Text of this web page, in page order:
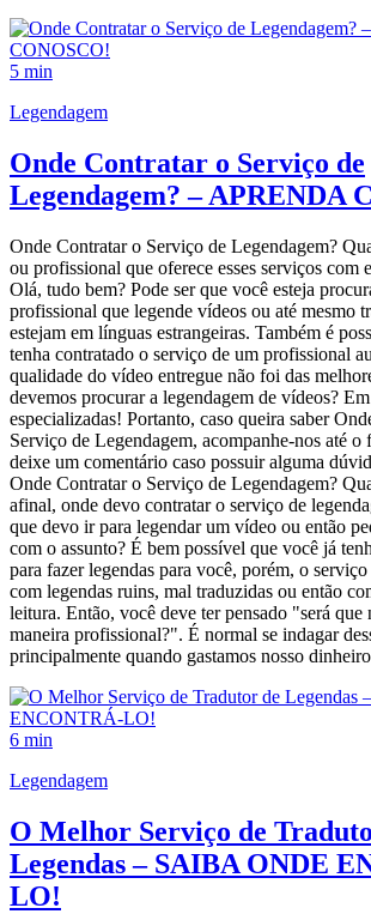
5 min
Legendagem
Onde Contratar o Serviço de
Legendagem? – APRENDA
Onde Contratar o Serviço de Legendagem?
ou profissional que oferece esses serviços com
Olá, tudo bem? Pode ser que você esteja
profissional que legende vídeos ou até mesmo
estejam em línguas estrangeiras. Também é
tenha contratado o serviço de um profissional
qualidade do vídeo entregue não foi das
devemos procurar a legendagem de vídeos?
especializadas! Portanto, caso queira saber
Serviço de Legendagem, acompanhe-nos até
deixe um comentário caso possuir alguma
Onde Contratar o Serviço de Legendagem?
afinal, onde devo contratar o serviço de
que devo ir para legendar um vídeo ou então
com o assunto? É bem possível que você já
para fazer legendas para você, porém, o
com legendas ruins, mal traduzidas ou então
leitura. Então, você deve ter pensado "será que
maneira profissional?". É normal se indagar
principalmente quando gastamos nosso
6 min
Legendagem
O Melhor Serviço de
Legendas – SAIBA ONDE
LO!